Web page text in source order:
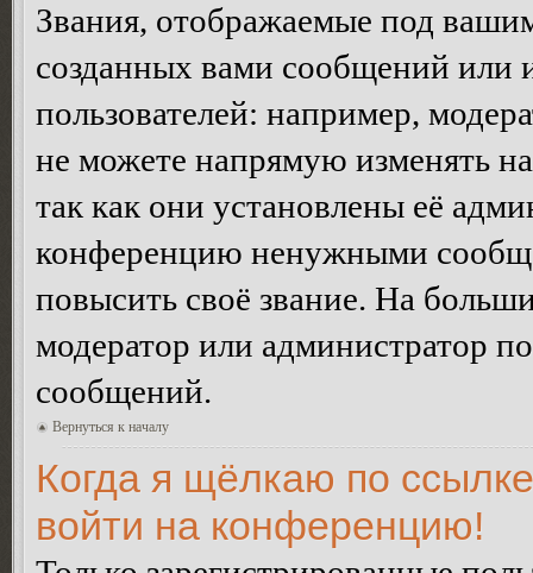
Звания, отображаемые под
созданных вами сообщений
пользователей: например,
не можете напрямую изменять
так как они установлены её
конференцию ненужными
повысить своё звание. На
модератор или администратор
сообщений.
Вернуться к началу
Когда я щёлкаю по
войти на конференцию!